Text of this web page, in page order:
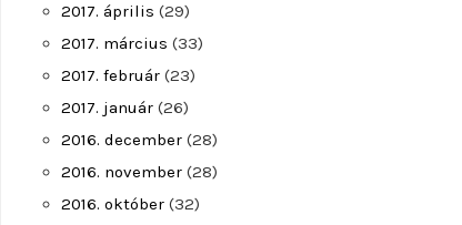
2017. április (29)
2017. március (33)
2017. február (23)
2017. január (26)
2016. december (28)
2016. november (28)
2016. október (32)